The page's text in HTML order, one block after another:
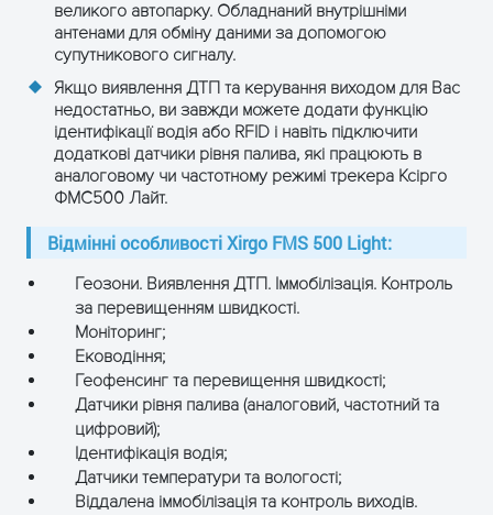
великого автопарку. Обладнаний внутрішніми
антенами для обміну даними за допомогою
супутникового сигналу.
Якщо виявлення ДТП та керування виходом для Вас
недостатньо, ви завжди можете додати функцію
ідентифікації водія або RFID і навіть підключити
додаткові датчики рівня палива, які працюють в
аналоговому чи частотному режимі трекера Ксірго
ФМС500 Лайт.
Відмінні особливості Xirgo FMS 500 Light:
Геозони. Виявлення ДТП. Іммобілізація. Контроль
за перевищенням швидкості.
Моніторинг;
Еководіння;
Геофенсинг та перевищення швидкості;
Датчики рівня палива (аналоговий, частотний та
цифровий);
Ідентифікація водія;
Датчики температури та вологості;
Віддалена іммобілізація та контроль виходів.
ОТРИМАТИ КОНСУЛЬТАЦІЮ